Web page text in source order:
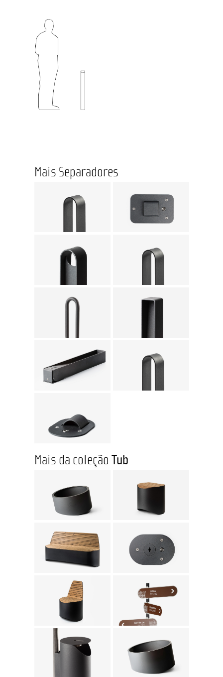
Mais Separadores
Mais da coleção Tub